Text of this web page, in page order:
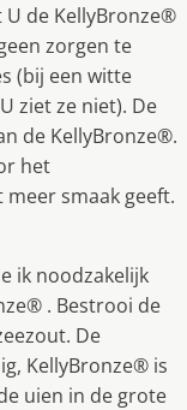
de KellyBronze®
zorgen te
(bij een witte
ziet ze niet). De
de KellyBronze®.
het
smaak geeft.
ik noodzakelijk
. Bestrooi de
De
KellyBronze® is
uien in de grote